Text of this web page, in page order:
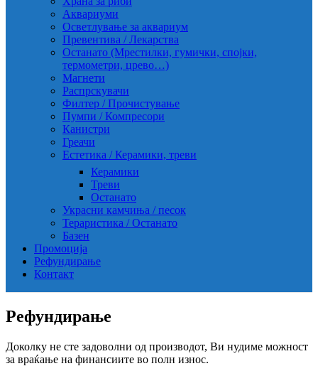
Аквариуми
Осветлување за аквариум
Превентива / Лекарства
Останато (Мрестилки, гумички, спојки,
термометри, црево…)
Магнети
Распрскувачи
Филтер / Прочистување
Пумпи / Компресори
Канистри
Греачи
Естетика / Керамики, треви
Керамики
Треви
Останато
Украсни камчиња / песок
Тераристика / Останато
Базен
Промоција
Рефундирање
Контакт
Рефундирање
Доколку не сте задоволни од производот, Ви нудиме можност
за враќање на финансиите во полн износ.